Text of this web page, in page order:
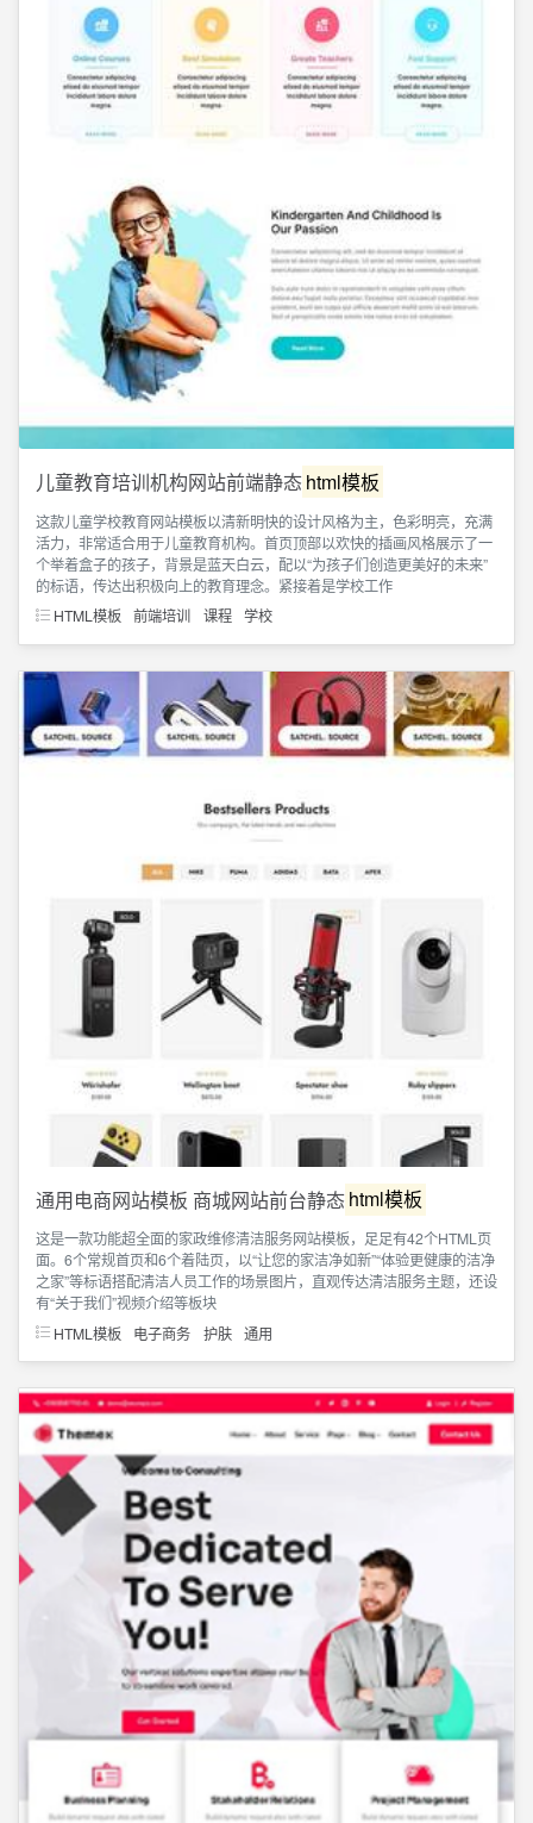
儿童教育培训机构网站前端静态html模板
这款儿童学校教育网站模板以清新明快的设计风格为主，色彩明亮，充满
活力，非常适合用于儿童教育机构。首页顶部以欢快的插画风格展示了一
个举着盒子的孩子，背景是蓝天白云，配以“为孩子们创造更美好的未来”
的标语，传达出积极向上的教育理念。紧接着是学校工作
HTML模板
前端培训 课程 学校
通用电商网站模板 商城网站前台静态html模板
这是一款功能超全面的家政维修清洁服务网站模板，足足有42个HTML页
面。6个常规首页和6个着陆页，以“让您的家洁净如新”“体验更健康的洁净
之家”等标语搭配清洁人员工作的场景图片，直观传达清洁服务主题，还设
有“关于我们”视频介绍等板块
HTML模板
电子商务 护肤 通用